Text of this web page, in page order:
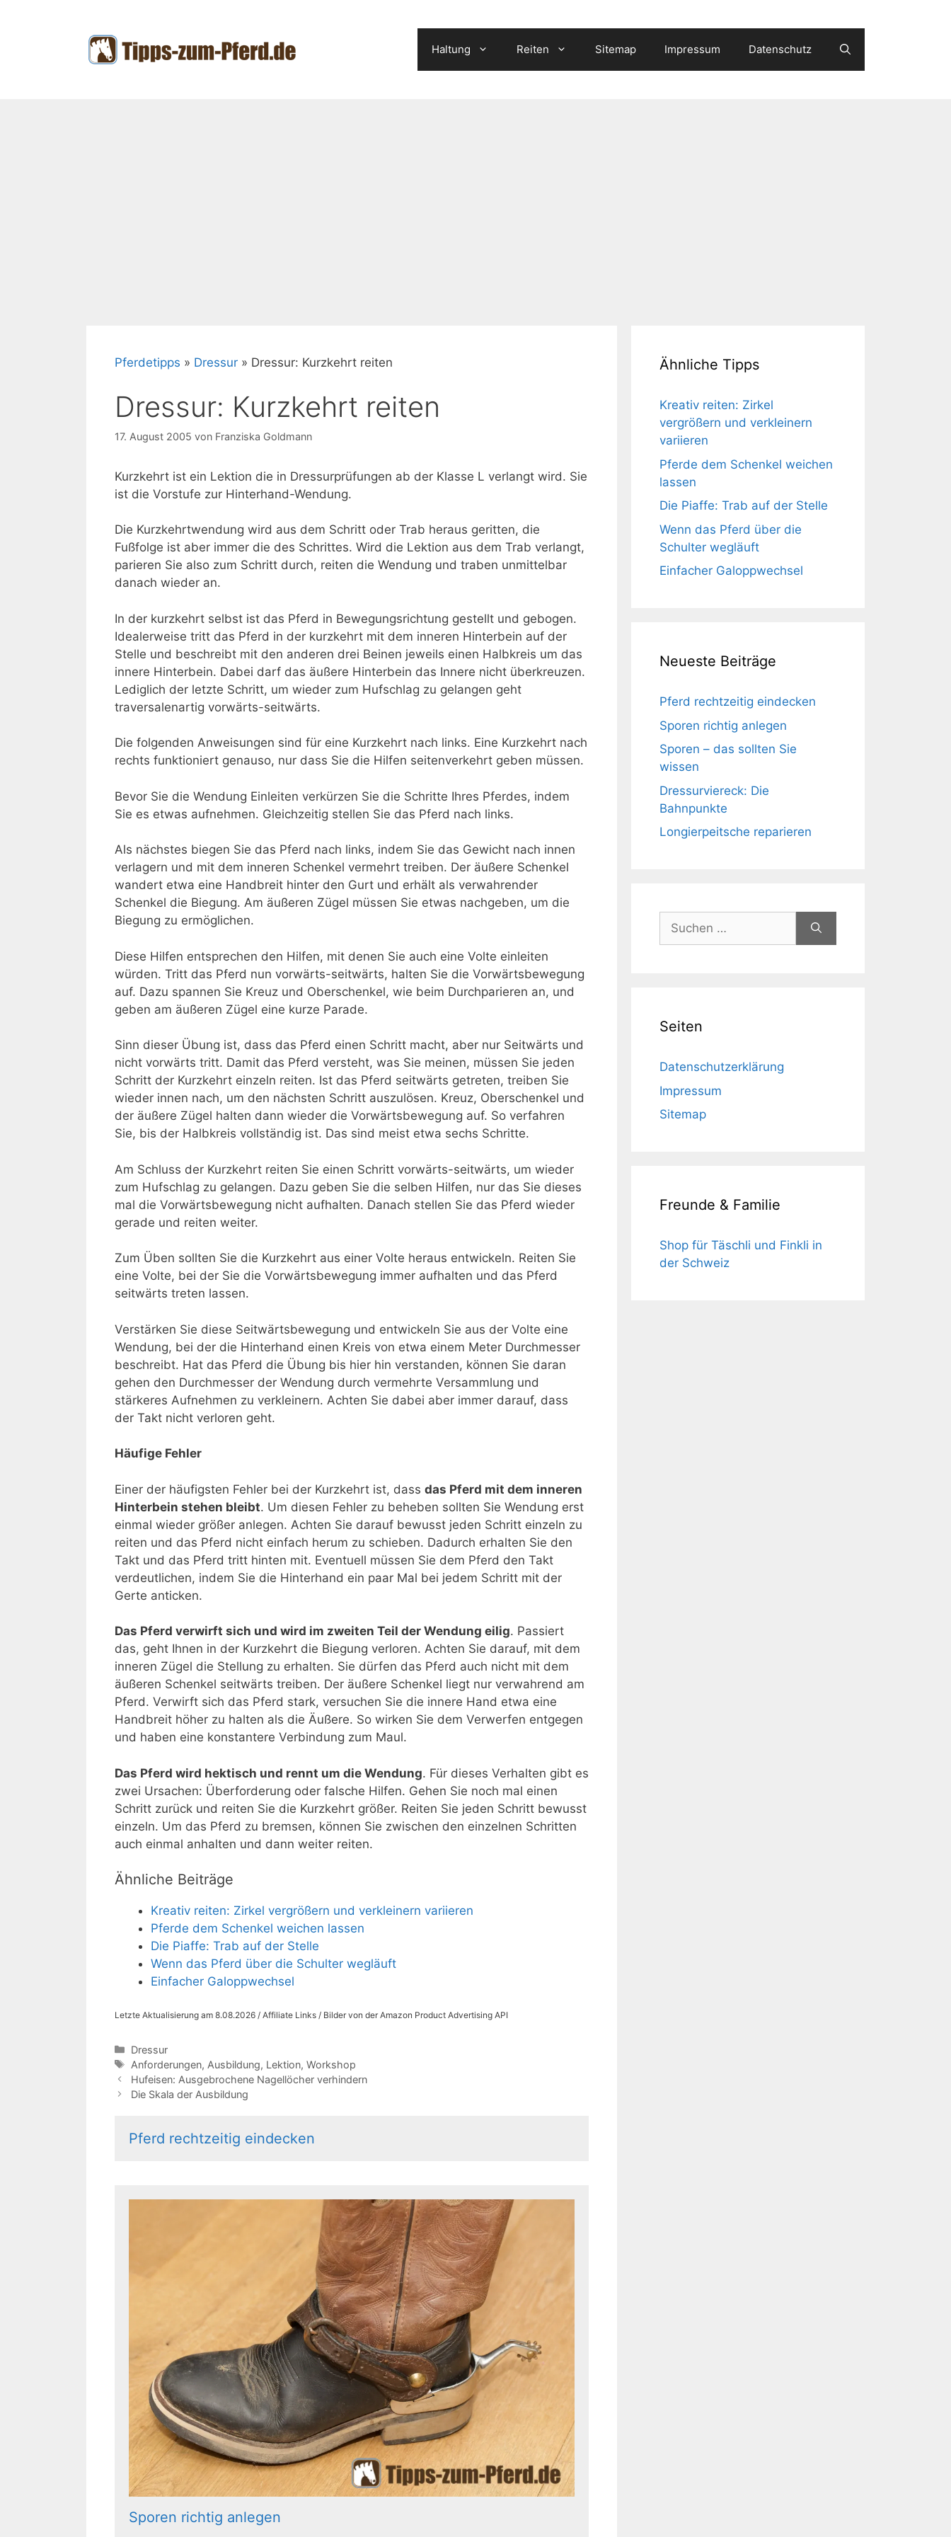
Haltung Reiten Sitemap Impressum Datenschutz
Pferdetipps » Dressur » Dressur: Kurzkehrt reiten
Dressur: Kurzkehrt reiten
17. August 2005 von Franziska Goldmann
Kurzkehrt ist ein Lektion die in Dressurprüfungen ab der Klasse L verlangt wird. Sie
ist die Vorstufe zur Hinterhand-Wendung.
Die Kurzkehrtwendung wird aus dem Schritt oder Trab heraus geritten, die
Fußfolge ist aber immer die des Schrittes. Wird die Lektion aus dem Trab verlangt,
parieren Sie also zum Schritt durch, reiten die Wendung und traben unmittelbar
danach wieder an.
In der kurzkehrt selbst ist das Pferd in Bewegungsrichtung gestellt und gebogen.
Idealerweise tritt das Pferd in der kurzkehrt mit dem inneren Hinterbein auf der
Stelle und beschreibt mit den anderen drei Beinen jeweils einen Halbkreis um das
innere Hinterbein. Dabei darf das äußere Hinterbein das Innere nicht überkreuzen.
Lediglich der letzte Schritt, um wieder zum Hufschlag zu gelangen geht
traversalenartig vorwärts-seitwärts.
Die folgenden Anweisungen sind für eine Kurzkehrt nach links. Eine Kurzkehrt nach
rechts funktioniert genauso, nur dass Sie die Hilfen seitenverkehrt geben müssen.
Bevor Sie die Wendung Einleiten verkürzen Sie die Schritte Ihres Pferdes, indem
Sie es etwas aufnehmen. Gleichzeitig stellen Sie das Pferd nach links.
Als nächstes biegen Sie das Pferd nach links, indem Sie das Gewicht nach innen
verlagern und mit dem inneren Schenkel vermehrt treiben. Der äußere Schenkel
wandert etwa eine Handbreit hinter den Gurt und erhält als verwahrender
Schenkel die Biegung. Am äußeren Zügel müssen Sie etwas nachgeben, um die
Biegung zu ermöglichen.
Diese Hilfen entsprechen den Hilfen, mit denen Sie auch eine Volte einleiten
würden. Tritt das Pferd nun vorwärts-seitwärts, halten Sie die Vorwärtsbewegung
auf. Dazu spannen Sie Kreuz und Oberschenkel, wie beim Durchparieren an, und
geben am äußeren Zügel eine kurze Parade.
Sinn dieser Übung ist, dass das Pferd einen Schritt macht, aber nur Seitwärts und
nicht vorwärts tritt. Damit das Pferd versteht, was Sie meinen, müssen Sie jeden
Schritt der Kurzkehrt einzeln reiten. Ist das Pferd seitwärts getreten, treiben Sie
wieder innen nach, um den nächsten Schritt auszulösen. Kreuz, Oberschenkel und
der äußere Zügel halten dann wieder die Vorwärtsbewegung auf. So verfahren
Sie, bis der Halbkreis vollständig ist. Das sind meist etwa sechs Schritte.
Am Schluss der Kurzkehrt reiten Sie einen Schritt vorwärts-seitwärts, um wieder
zum Hufschlag zu gelangen. Dazu geben Sie die selben Hilfen, nur das Sie dieses
mal die Vorwärtsbewegung nicht aufhalten. Danach stellen Sie das Pferd wieder
gerade und reiten weiter.
Zum Üben sollten Sie die Kurzkehrt aus einer Volte heraus entwickeln. Reiten Sie
eine Volte, bei der Sie die Vorwärtsbewegung immer aufhalten und das Pferd
seitwärts treten lassen.
Verstärken Sie diese Seitwärtsbewegung und entwickeln Sie aus der Volte eine
Wendung, bei der die Hinterhand einen Kreis von etwa einem Meter Durchmesser
beschreibt. Hat das Pferd die Übung bis hier hin verstanden, können Sie daran
gehen den Durchmesser der Wendung durch vermehrte Versammlung und
stärkeres Aufnehmen zu verkleinern. Achten Sie dabei aber immer darauf, dass
der Takt nicht verloren geht.
Häufige Fehler
Einer der häufigsten Fehler bei der Kurzkehrt ist, dass das Pferd mit dem inneren
Hinterbein stehen bleibt. Um diesen Fehler zu beheben sollten Sie Wendung erst
einmal wieder größer anlegen. Achten Sie darauf bewusst jeden Schritt einzeln zu
reiten und das Pferd nicht einfach herum zu schieben. Dadurch erhalten Sie den
Takt und das Pferd tritt hinten mit. Eventuell müssen Sie dem Pferd den Takt
verdeutlichen, indem Sie die Hinterhand ein paar Mal bei jedem Schritt mit der
Gerte anticken.
Das Pferd verwirft sich und wird im zweiten Teil der Wendung eilig. Passiert
das, geht Ihnen in der Kurzkehrt die Biegung verloren. Achten Sie darauf, mit dem
inneren Zügel die Stellung zu erhalten. Sie dürfen das Pferd auch nicht mit dem
äußeren Schenkel seitwärts treiben. Der äußere Schenkel liegt nur verwahrend am
Pferd. Verwirft sich das Pferd stark, versuchen Sie die innere Hand etwa eine
Handbreit höher zu halten als die Äußere. So wirken Sie dem Verwerfen entgegen
und haben eine konstantere Verbindung zum Maul.
Das Pferd wird hektisch und rennt um die Wendung. Für dieses Verhalten gibt es
zwei Ursachen: Überforderung oder falsche Hilfen. Gehen Sie noch mal einen
Schritt zurück und reiten Sie die Kurzkehrt größer. Reiten Sie jeden Schritt bewusst
einzeln. Um das Pferd zu bremsen, können Sie zwischen den einzelnen Schritten
auch einmal anhalten und dann weiter reiten.
Ähnliche Beiträge
Kreativ reiten: Zirkel vergrößern und verkleinern variieren
Pferde dem Schenkel weichen lassen
Die Piaffe: Trab auf der Stelle
Wenn das Pferd über die Schulter wegläuft
Einfacher Galoppwechsel
Letzte Aktualisierung am 8.08.2026 / Affiliate Links / Bilder von der Amazon Product Advertising API
Kategorien
Dressur
Schlagwörter
Anforderungen, Ausbildung, Lektion,Workshop
Hufeisen: Ausgebrochene Nagellöcher verhindern
Die Skala der Ausbildung
Pferd rechtzeitig eindecken
Sporen richtig anlegen
Ähnliche Tipps
Kreativ reiten: Zirkel
vergrößern und verkleinern
variieren
Pferde dem Schenkel weichen
lassen
Die Piaffe: Trab auf der Stelle
Wenn das Pferd über die
Schulter wegläuft
Einfacher Galoppwechsel
Neueste Beiträge
Pferd rechtzeitig eindecken
Sporen richtig anlegen
Sporen – das sollten Sie
wissen
Dressurviereck: Die
Bahnpunkte
Longierpeitsche reparieren
Suchen
nach:
Seiten
Datenschutzerklärung
Impressum
Sitemap
Freunde & Familie
Shop für Täschli und Finkli in
der Schweiz